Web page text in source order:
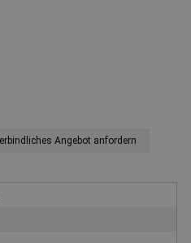
Angebot anfordern